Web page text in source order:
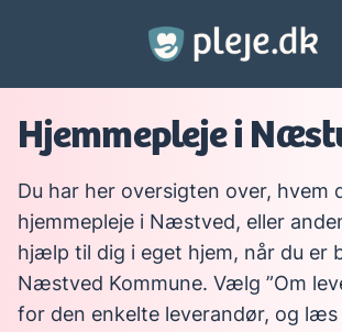
Hjemmepleje i
Du har her oversigten over, hvem
hjemmepleje i Næstved, eller
hjælp til dig i eget hjem, når du er
Næstved Kommune. Vælg ”Om
for den enkelte leverandør, og læs